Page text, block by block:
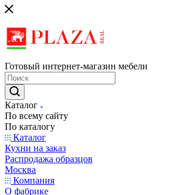
Готовый интернет-магазин мебели
Каталог
По всему сайту
По каталогу
Каталог
Кухни на заказ
Распродажа образцов
Москва
Компания
О фабрике